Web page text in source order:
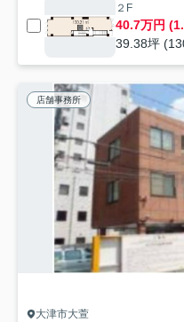
２F
40.7万円
39.38坪
店舗事務所
大津市大萱